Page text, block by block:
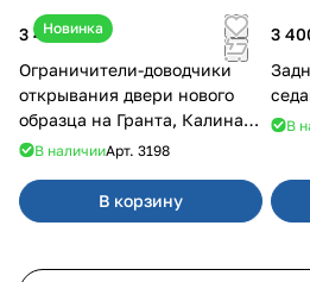
Новинка
3 400 ₽
Ограничители-доводчики
открывания двери нового
образца на Гранта, Калина 2,
Урбан
В наличииАрт. 3198
В корзину
3
В